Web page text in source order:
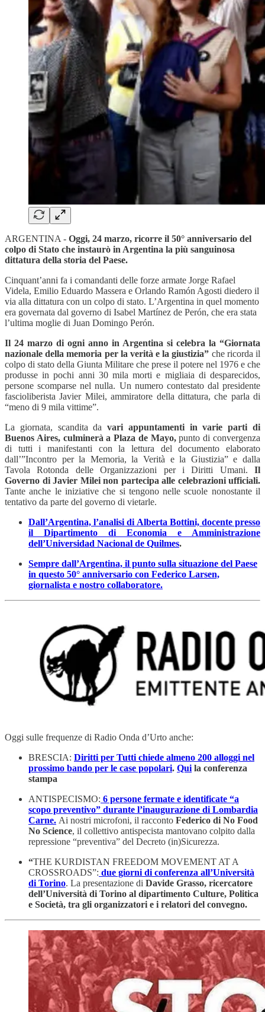
ARGENTINA - Oggi, 24 marzo, ricorre il 50° anniversario del
colpo di Stato che instaurò in Argentina la più sanguinosa
dittatura della storia del Paese.
Cinquant’anni fa i comandanti delle forze armate Jorge Rafael
Videla, Emilio Eduardo Massera e Orlando Ramón Agosti diedero il
via alla dittatura con un colpo di stato. L’Argentina in quel momento
era governata dal governo di Isabel Martínez de Perón, che era stata
l’ultima moglie di Juan Domingo Perón.
Il 24 marzo di ogni anno in Argentina si celebra la “Giornata
nazionale della memoria per la verità e la giustizia” che ricorda il
colpo di stato della Giunta Militare che prese il potere nel 1976 e che
produsse in pochi anni 30 mila morti e migliaia di desparecidos,
persone scomparse nel nulla. Un numero contestato dal presidente
fascioliberista Javier Milei, ammiratore della dittatura, che parla di
“meno di 9 mila vittime”.
La giornata, scandita davari appuntamenti in varie parti di
Buenos Aires, culminerà a Plaza de Mayo,punto di convergenza
di tutti i manifestanti con la lettura del documento elaborato
dall’”Incontro per la Memoria, la Verità e la Giustizia” e dalla
Tavola Rotonda delle Organizzazioni per i Diritti Umani. Il
Governo di Javier Milei non partecipa alle celebrazioni ufficiali.
Tante anche le iniziative che si tengono nelle scuole nonostante il
tentativo da parte del governo di vietarle.
Dall’Argentina, l’analisi di Alberta Bottini, docente presso
il Dipartimento di Economia e Amministrazione
dell’Universidad Nacional de Quilmes.
Sempre dall’Argentina, il punto sulla situazione del Paese
in questo 50° anniversario con Federico Larsen,
giornalista e nostro collaboratore.
Oggi sulle frequenze di Radio Onda d’Urto anche:
BRESCIA: Diritti per Tutti chiede almeno 200 alloggi nel
prossimo bando per le case popolari. Qui la conferenza
stampa
ANTISPECISMO: 6 persone fermate e identificate “a
scopo preventivo” durante l’inaugurazione di Lombardia
Carne. Ai nostri microfoni, il racconto Federico di No Food
No Science, il collettivo antispecista mantovano colpito dalla
repressione “preventiva” del Decreto (in)Sicurezza.
“THE KURDISTAN FREEDOM MOVEMENT AT A
CROSSROADS”: due giorni di conferenza all’Università
di Torino. La presentazione di Davide Grasso, ricercatore
dell’Università di Torino al dipartimento Culture, Politica
e Società, tra gli organizzatori e i relatori del convegno.